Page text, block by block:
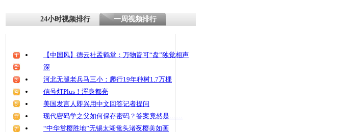
24小时视频排行 一周视频排行
【中国风】德云社孟鹤堂：万物皆可“盘”独觉相声
深
河北无腿老兵马三小：爬行19年种树1.7万棵
信号灯Plus！浑身都亮
美国发言人即兴用中文回答记者提问
现代密码学之父如何保存密码？答案竟然是……
“中华赏樱胜地”无锡太湖鼋头渚夜樱美如画